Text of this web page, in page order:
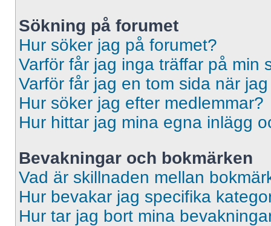
Sökning på forumet
Hur söker jag på forumet?
Varför får jag inga träffar på min
Varför får jag en tom sida när
Hur söker jag efter medlemmar?
Hur hittar jag mina egna inlägg
Bevakningar och bokmärken
Vad är skillnaden mellan
Hur bevakar jag specifika
Hur tar jag bort mina